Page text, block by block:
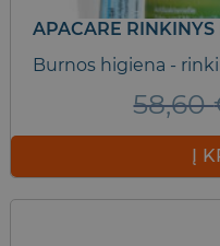
APACARE RINKINYS
Burnos higiena -
58,60
Į